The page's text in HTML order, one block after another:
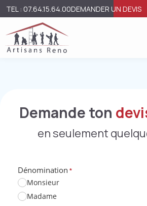
TEL : 07.64.15.64.00DEMANDER UN DEVIS
Demande ton
en seulement
Dénomination *
Monsieur
Madame